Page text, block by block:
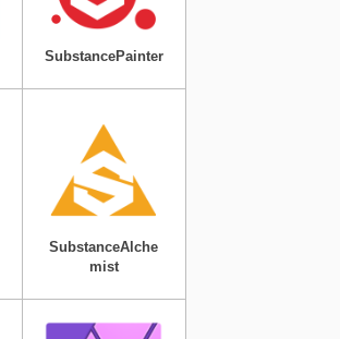
SubstancePainter
SubstanceAlche
mist